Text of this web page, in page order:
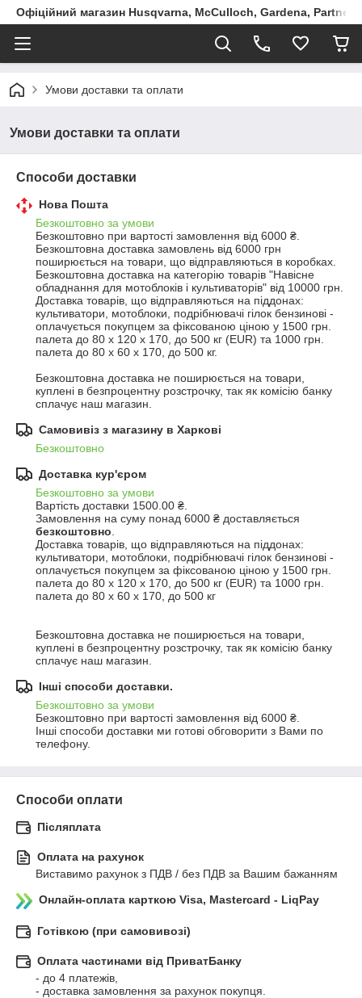
Офіційний магазин Husqvarna, McCulloch, Gardena, Partner
Умови доставки та оплати
Умови доставки та оплати
Способи доставки
Нова Пошта
Безкоштовно за умови
Безкоштовно при вартості замовлення від 6000 ₴.
Безкоштовна доставка замовлень від 6000 грн
поширюється на товари, що відправляються в коробках.
Безкоштовна доставка на категорію товарів "Навісне
обладнання для мотоблоків і культиваторів" від 10000 грн.
Доставка товарів, що відправляються на піддонах:
культиватори, мотоблоки, подрібнювачі гілок бензинові -
оплачується покупцем за фіксованою ціною у 1500 грн.
палета до 80 х 120 х 170, до 500 кг (EUR) та 1000 грн.
палета до 80 х 60 х 170, до 500 кг.
Безкоштовна доставка не поширюється на товари,
куплені в безпроцентну розстрочку, так як комісію банку
сплачує наш магазин.
Самовивіз з магазину в Харкові
Безкоштовно
Доставка кур'єром
Безкоштовно за умови
Вартість доставки 1500.00 ₴.
безкоштовно
Доставка товарів, що відправляються на піддонах:
культиватори, мотоблоки, подрібнювачі гілок бензинові -
оплачується покупцем за фіксованою ціною у 1500 грн.
палета до 80 х 120 х 170, до 500 кг (EUR) та 1000 грн.
палета до 80 х 60 х 170, до 500 кг
Безкоштовна доставка не поширюється на товари,
куплені в безпроцентну розстрочку, так як комісію банку
сплачує наш магазин.
Інші способи доставки.
Безкоштовно за умови
Безкоштовно при вартості замовлення від 6000 ₴.
Інші способи доставки ми готові обговорити з Вами по
телефону.
Способи оплати
Післяплата
Оплата на рахунок
Виставимо рахунок з ПДВ / без ПДВ за Вашим бажанням
Онлайн-оплата карткою Visa, Mastercard - LiqPay
Готівкою (при самовивозі)
Оплата частинами від ПриватБанку
- до 4 платежів,
- доставка замовлення за рахунок покупця.